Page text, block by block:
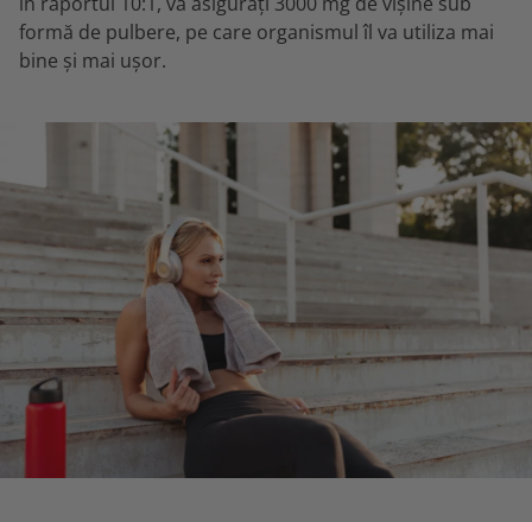
formă de pulbere, pe care organismul îl va utiliza mai
bine și mai ușor.